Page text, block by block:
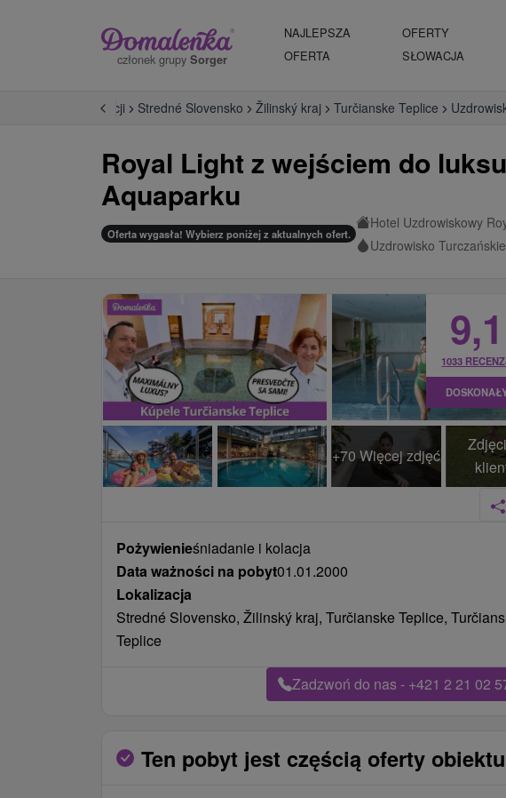
członek grupy Sorger
NAJLEPSZA
OFERTA
OFERTY
SŁOWACJA
na Słowacji Stredné Slovensko Žilinský kraj Turčianske Teplice
Royal Light z wejściem do
Aquaparku
Oferta wygasła! Wybierz poniżej z aktualnych ofert.
Hotel Uzdrowiskowy
Uzdrowisko
+70 Więcej zdjęć
9,1
1033
Pożywienieśniadanie i kolacja
Data ważności na pobyt01.01.2000
Lokalizacja
Stredné Slovensko, Žilinský kraj, Turčianske Teplice,
Teplice
Zadzwoń do nas - +421 2 21 02
Ten pobyt jest częścią oferty